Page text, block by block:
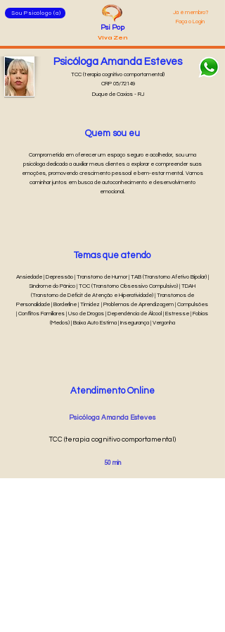
Sou Psicólogo (a)
Já é membro?
Faça o Login
Psi Pop
Viva Zen
Psicóloga Amanda Esteves
CRP 05/72149
Duque de Caxias - RJ
TCC (terapia cognitivo comportamental)
Quem sou eu
Comprometida em oferecer um espaço seguro e acolhedor, sou uma
psicóloga dedicada a auxiliar meus clientes a explorar e compreender suas
emoções, promovendo crescimento pessoal e bem-estar mental. Vamos
caminhar juntos em busca de autoconhecimento e desenvolvimento
emocional.
Temas que atendo
Ansiedade | Depressão | Transtorno de Humor | TAB (Transtorno Afetivo Bipolar) |
Síndrome do Pânico | TOC (Transtorno Obsessivo Compulsivo) | TDAH
(Transtorno de Déficit de Atenção e Hiperatividade) | Transtornos de
Personalidade | Borderline | Timidez | Problemas de Aprendizagem | Compulsões
| Conflitos Familiares | Uso de Drogas | Dependência de Álcool | Estresse | Fobias
(Medos) | Baixa Auto Estima | Insegurança | Vergonha
Atendimento Online
Psicóloga Amanda Esteves
TCC (terapia cognitivo comportamental)
50 min